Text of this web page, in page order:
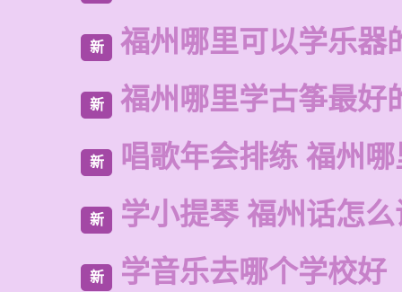
新 福州哪里可以学乐器
新 福州哪里学古筝最好
新 唱歌年会排练 福州
新 学小提琴 福州话怎
新 学音乐去哪个学校好